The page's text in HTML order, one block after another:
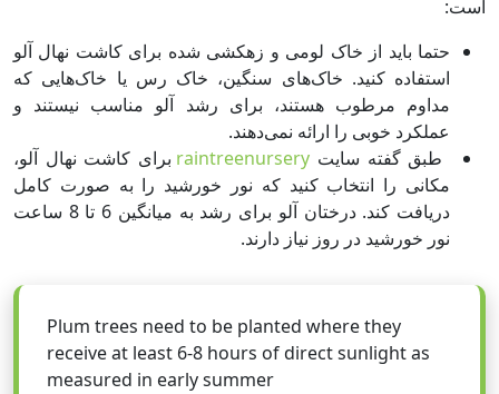
است:
حتما باید از خاک لومی و زهکشی شده برای کاشت نهال آلو
استفاده کنید. خاک‌های سنگین، خاک رس یا خاک‌هایی که
مداوم مرطوب هستند، برای رشد آلو مناسب نیستند و
عملکرد خوبی را ارائه نمی‌دهند.
طبق گفته سایت raintreenursery برای کاشت نهال آلو،
مکانی را انتخاب کنید که نور خورشید را به صورت کامل
دریافت کند. درختان آلو برای رشد به میانگین 6 تا 8 ساعت
نور خورشید در روز نیاز دارند.
Plum trees need to be planted where they
receive at least 6-8 hours of direct sunlight as
measured in early summer